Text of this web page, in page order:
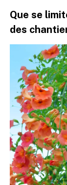
Que se
des